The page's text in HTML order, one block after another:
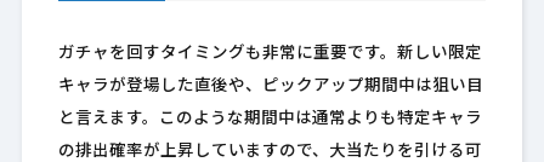
ガチャを回すタイミングも非常に重要です。新しい限定
キャラが登場した直後や、ピックアップ期間中は狙い目
と言えます。このような期間中は通常よりも特定キャラ
の排出確率が上昇していますので、大当たりを引ける可